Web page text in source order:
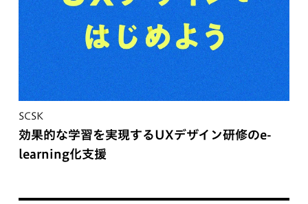
SCSK
効果的な学習を実現するUXデザイン研修のe-
learning化支援